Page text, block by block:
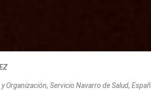
Organización, Servicio Navarro de Salud,